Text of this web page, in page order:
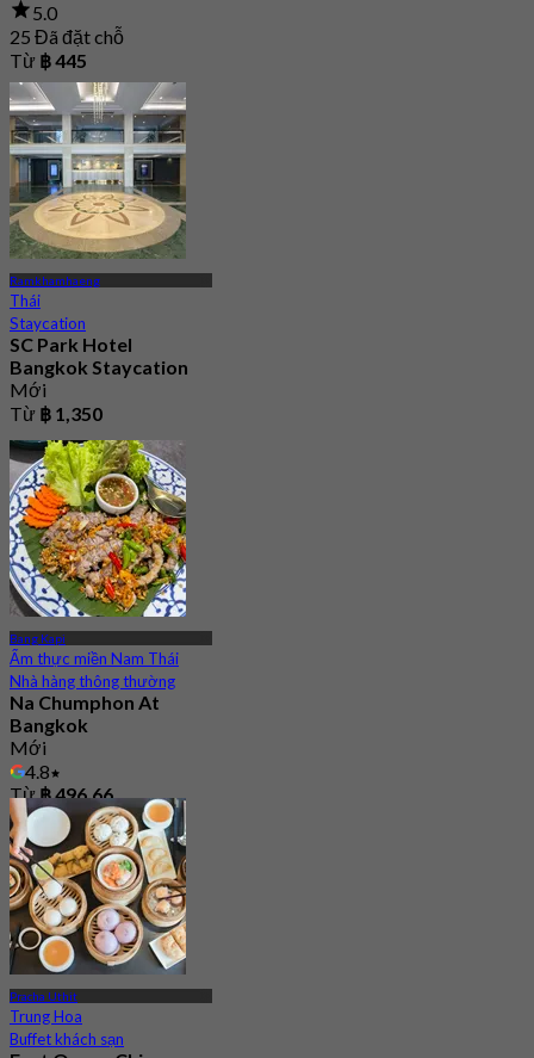
5.0
25 Đã đặt chỗ
Từ ฿ 445
Ramkhamhaeng
Thái
Staycation
SC Park Hotel
Bangkok Staycation
Mới
Từ ฿ 1,350
Bang Kapi
Ẩm thực miền Nam Thái
Nhà hàng thông thường
Na Chumphon At
Bangkok
Mới
4.8
Từ฿ 496.66
Pracha Uthit
Trung Hoa
Buffet khách sạn